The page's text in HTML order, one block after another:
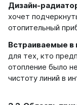
Дизайн-
хочет
отопительный
Встраиваемые в
для тех, кто
отопление было
чистоту линий в